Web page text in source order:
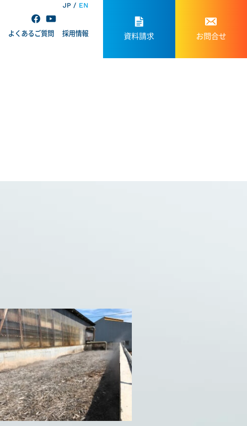
EN
JP
よくあるご質問 採用情報 資料請求 お問合せ